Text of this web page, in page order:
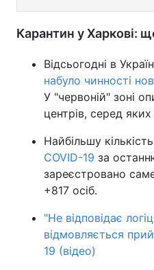
Карантин у Харкові:
Відсьогодні в
набуло чинності
У "червоній" зоні
центрів, серед яких
Найбільшу
COVID-19 за
зареєстровано
+817 осіб.
"Не відповідає
відмовляється
19 (відео)